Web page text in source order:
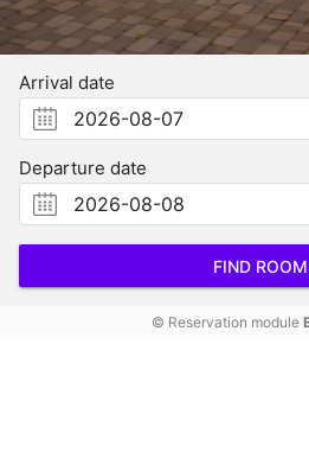
Arrival date
Departure date
FIND
© Reservation module